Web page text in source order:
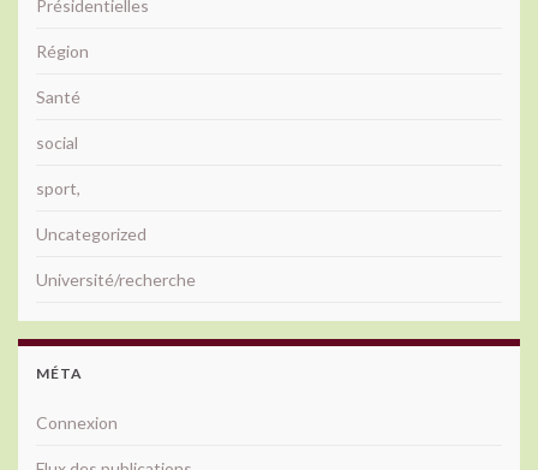
Présidentielles
Région
Santé
social
sport,
Uncategorized
Université/recherche
MÉTA
Connexion